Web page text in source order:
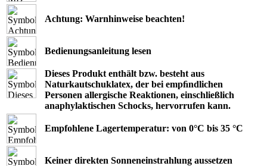
Achtung: Warnhinweise beachten!
Bedienungsanleitung lesen
Dieses Produkt enthält bzw. besteht aus
Naturkautschuklatex, der bei empﬁndlichen
Personen allergische Reaktionen, einschließlich
anaphylaktischen Schocks, hervorrufen kann.
Empfohlene Lagertemperatur: von 0°C bis 35 °C
Keiner direkten Sonneneinstrahlung aussetzen